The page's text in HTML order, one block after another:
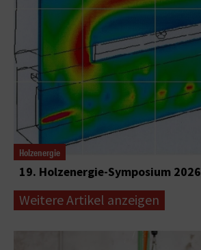
19. Holzenergie-Symposium 2026
Holzenergie
Weitere Artikel anzeigen